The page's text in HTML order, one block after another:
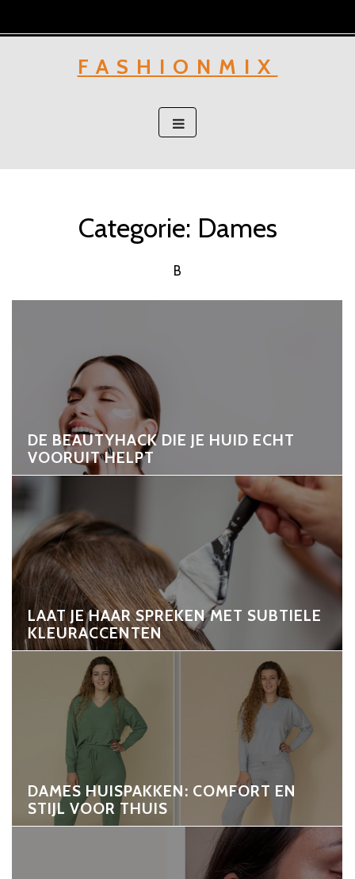
to
FASHIONMIX
Categorie: Dames
B
DE BEAUTYHACK DIE JE HUID ECHT
VOORUIT HELPT
LAAT JE HAAR SPREKEN MET SUBTIELE
KLEURACCENTEN
DAMES HUISPAKKEN: COMFORT EN
STIJL VOOR THUIS